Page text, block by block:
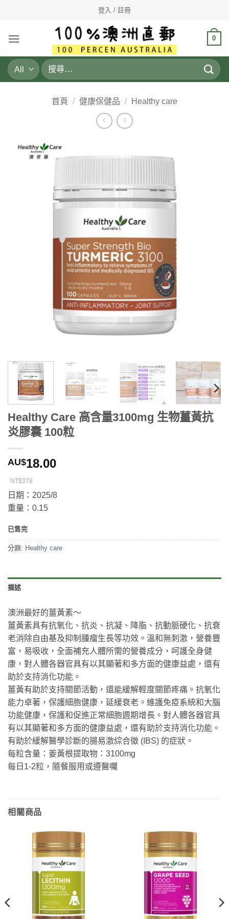
登入 / 註冊
0
搜
尋
首頁 / 健康保健品 / Healthy care
Healthy Care 高含量3100mg 生物薑黃抗
炎膠囊 100粒
AU$18.00
NT$378
日期：2025/8
重量：0.15
已售完
分類: Healthy care
描述
澳洲最好的薑黃素～
薑黃素具有抗氧化、抗炎、抗凝、降脂、抗動脈硬化、抗衰
老消除自由基及抑制腫瘤生長等功效。溫和無刺激，營養豐
富，易吸收，全面補充人體所需的營養成分，呵護全身健
康，對人體各器官具有以其顯著和多方面的健康益處，還有
助於支持消化功能。
薑黃有助於支持關節活動，還能緩解輕度關節疼痛。抗氧化
能力卓著，保護細胞健康，延緩衰老。維護免疫系統和大腦
功能健康，保護和促進正常細胞週期增長。對人體各器官具
有以其顯著和多方面的健康益處，還有助於支持消化功能。
有助於緩解醫學診斷的腸易激綜合徵 (IBS) 的症狀。
每粒含量：姜黃根提取物：3100mg
每日1-2粒，隨餐服用或遵醫囑
相關商品